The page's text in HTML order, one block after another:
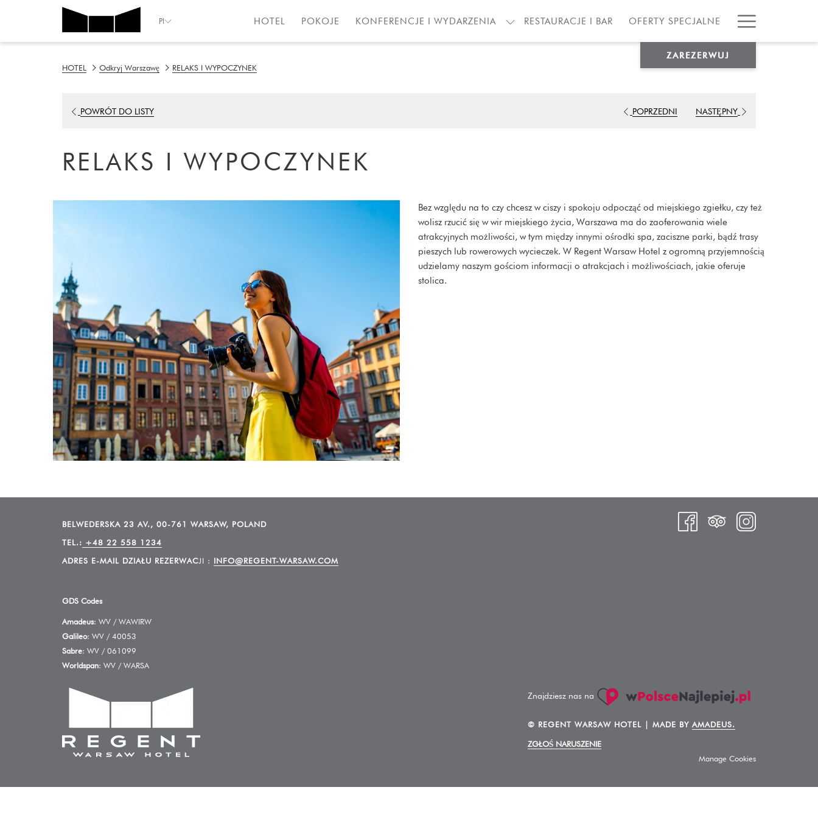
Pl HOTEL POKOJE KONFERENCJE I WYDARZENIA RESTAURACJE I BAR OFERTY SPECJALNE
Menu
ZAREZERWUJ
HOTEL
Odkryj Warszawę RELAKS I WYPOCZYNEK
POWRÓT DO LISTYOPENS
NEW
POPRZEDNI NASTĘPNY
RELAKS I WYPOCZYNEK
Bez względu na to czy chcesz w ciszy i spokoju odpocząć od miejskiego zgiełku, czy też
wolisz rzucić się w wir miejskiego życia, Warszawa ma do zaoferowania wiele
atrakcyjnych możliwości, w tym między innymi ośrodki spa, zaciszne parki, bądź trasy
pieszych lub rowerowych wycieczek. W Regent Warsaw Hotel z ogromną przyjemnością
udzielamy naszym gościom informacji o atrakcjach i możliwościach, jakie oferuje
stolica.
Znajdziesz nas na
© REGENT WARSAW HOTEL | MADE BY AMADEUS.
ZGŁOŚ NARUSZENIE
Manage Cookies
BELWEDERSKA 23 AV., 00-761 WARSAW, POLAND
TEL.: +48 22 558 1234
ADRES E-MAIL DZIAŁU REZERWACJI : INFO@REGENT-WARSAW.COM
GDS Codes
Amadeus: WV / WAWIRW
Galileo: WV / 40053
Sabre: WV / 061099
Worldspan: WV / WARSA